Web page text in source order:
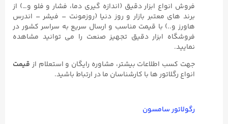
فروش انواع ابزار دقیق (اندازه گیری دما، فشار و فلو و…) از
برند های معتبر بازار و روز دنیا (روزمونت – فیشر – اندرس
هاورز و..) با قیمت مناسب و ارسال سریع به سراسر کشور در
فروشگاه ابزار دقیق تجهیز صنعت را می توانید مشاهده
نمایید.
جهت کسب اطلاعات بیشتر، مشاوره رایگان و استعلام از قیمت
انواع رگلاتور ها با کارشناسان ما در ارتباط باشید.
رگولاتور سامسون